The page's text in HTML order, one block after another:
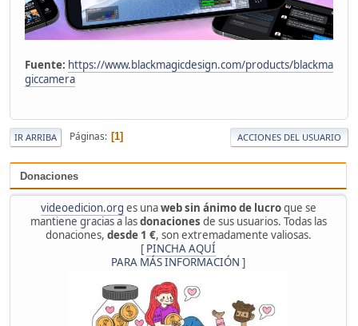
Donaciones
videoedicion.org es unaweb sin ánimo de lucroque se
mantiene gracias a lasdonaciones de sus usuarios. Todas las
donaciones, desde 1 €, son extremadamente valiosas.
[ PINCHA AQUÍ
PARA MÁS INFORMACIÓN ]
Fuente: https://www.blackmagicdesign.com/products/blackma
giccamera
IR ARRIBA Páginas 1 ACCIONES DEL USUARIO